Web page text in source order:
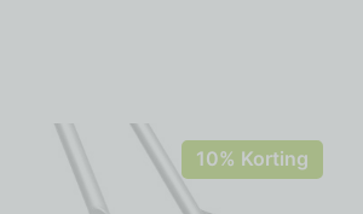
10% Korting